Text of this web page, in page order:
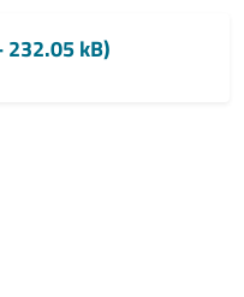
232.05 kB)